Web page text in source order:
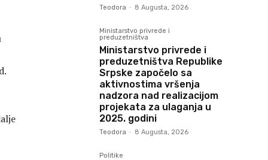
Teodora - 8 Augusta, 2026
Ministarstvo privrede i
preduzetništva
Ministarstvo privrede i
preduzetništva Republike
Srpske započelo sa
aktivnostima vršenja
nadzora nad realizacijom
projekata za ulaganja u
2025. godini
Teodora - 8 Augusta, 2026
Politike